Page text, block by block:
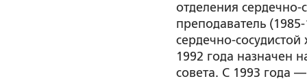
отделения сердечно-
преподаватель
сердечно-
1992 года назначен
совета. С 1993 года